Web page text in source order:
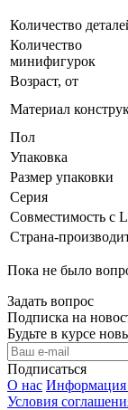
Количество
Количество
минифигурок
Возраст, от
Материал
Пол
Упаковка
Размер упаковки
Серия
Совместимость с
Страна-
Пока не было
Задать вопрос
Подписка на
Будьте в курсе
Подписаться
О нас Информация
Условия